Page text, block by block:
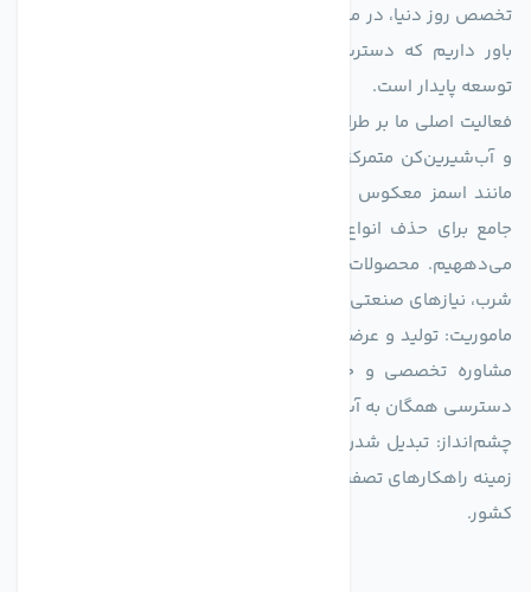
تخصص روز دنیا، در مسیر تأمین آب سالم و پایدار گام برمی‌دارد. ما
باور داریم که دسترسی به آب پاک، یک حق اساسی و زیربنای
توسعه پایدار است.
فعالیت اصلی ما بر طراحی و تولید سیستم‌های پیشرفته تصفیه آب
و آب‌شیرین‌کن متمرکز است. ما با بهره‌گیری از فناوری‌های نوین
جامع برای حذف انواع آلاینده‌ها، املاح و نمک از منابع آبی ارائه
می‌دههیم. محصولات ما برای مصارف متنوعی از جمله تأمین آب
شرب، نیازهای صنعتی و کشاورزی طراحی و بهینه‌سازی شده‌اند.
ماموریت: تولید و عرضه محصولاتی با بالاترین استاندارد کیفی، ارائه
مشاوره تخصصی و خدمات پس از فروش مطمئن برای تضمین
دسترسی همگان به آب پاک و سالم.
چشم‌انداز: تبدیل شدن به انتخاب اول صنایع و مصرف‌کنندگان در
زمینه راهکارهای تصفیه آب و ایفای نقشی کلیدی در حفظ منابع آبی
کشور.